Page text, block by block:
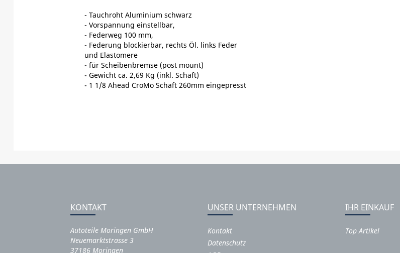
- Tauchroht Aluminium schwarz
- Vorspannung einstellbar,
- Federweg 100 mm,
- Federung blockierbar, rechts Öl. links Feder
und Elastomere
- für Scheibenbremse (post mount)
- Gewicht ca. 2,69 Kg (inkl. Schaft)
- 1 1/8 Ahead CroMo Schaft 260mm eingepresst
KONTAKT
Autoteile Moringen GmbH
Neuemarktstrasse 3
37186 Moringen
UNSER UNTERNEHMEN
Kontakt
Datenschutz
IHR EINKAUF
Top Artikel